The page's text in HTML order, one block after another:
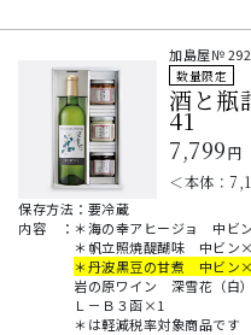
加島屋№
数量限定
酒と瓶
41
7,799円
＜本体：
保存方法：要冷蔵
内容 ： ＊海の幸アヒージョ 中ビ
＊帆立照焼醍醐味 中ビン
＊丹波黒豆の甘煮 中ビン
岩の原ワイン 深雪花（白
Ｌ－Ｂ３函×1
＊は軽減税率対象商品です